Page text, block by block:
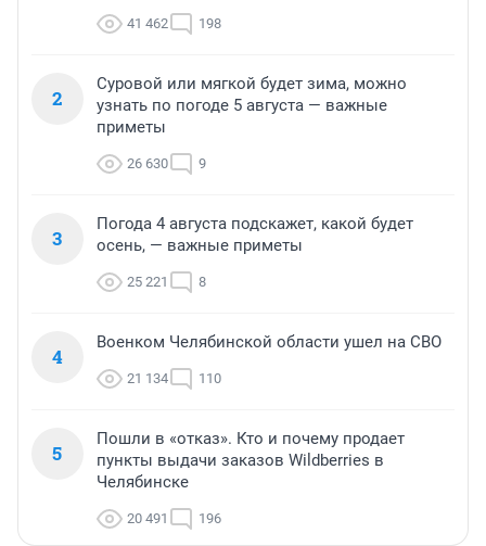
41 462 198
2
Суровой или мягкой будет зима, можно
узнать по погоде 5 августа — важные
приметы
26 630 9
3
Погода 4 августа подскажет, какой будет
осень, — важные приметы
25 221 8
4
Военком Челябинской области ушел на СВО
21 134 110
5
Пошли в «отказ». Кто и почему продает
пункты выдачи заказов Wildberries в
Челябинске
20 491 196